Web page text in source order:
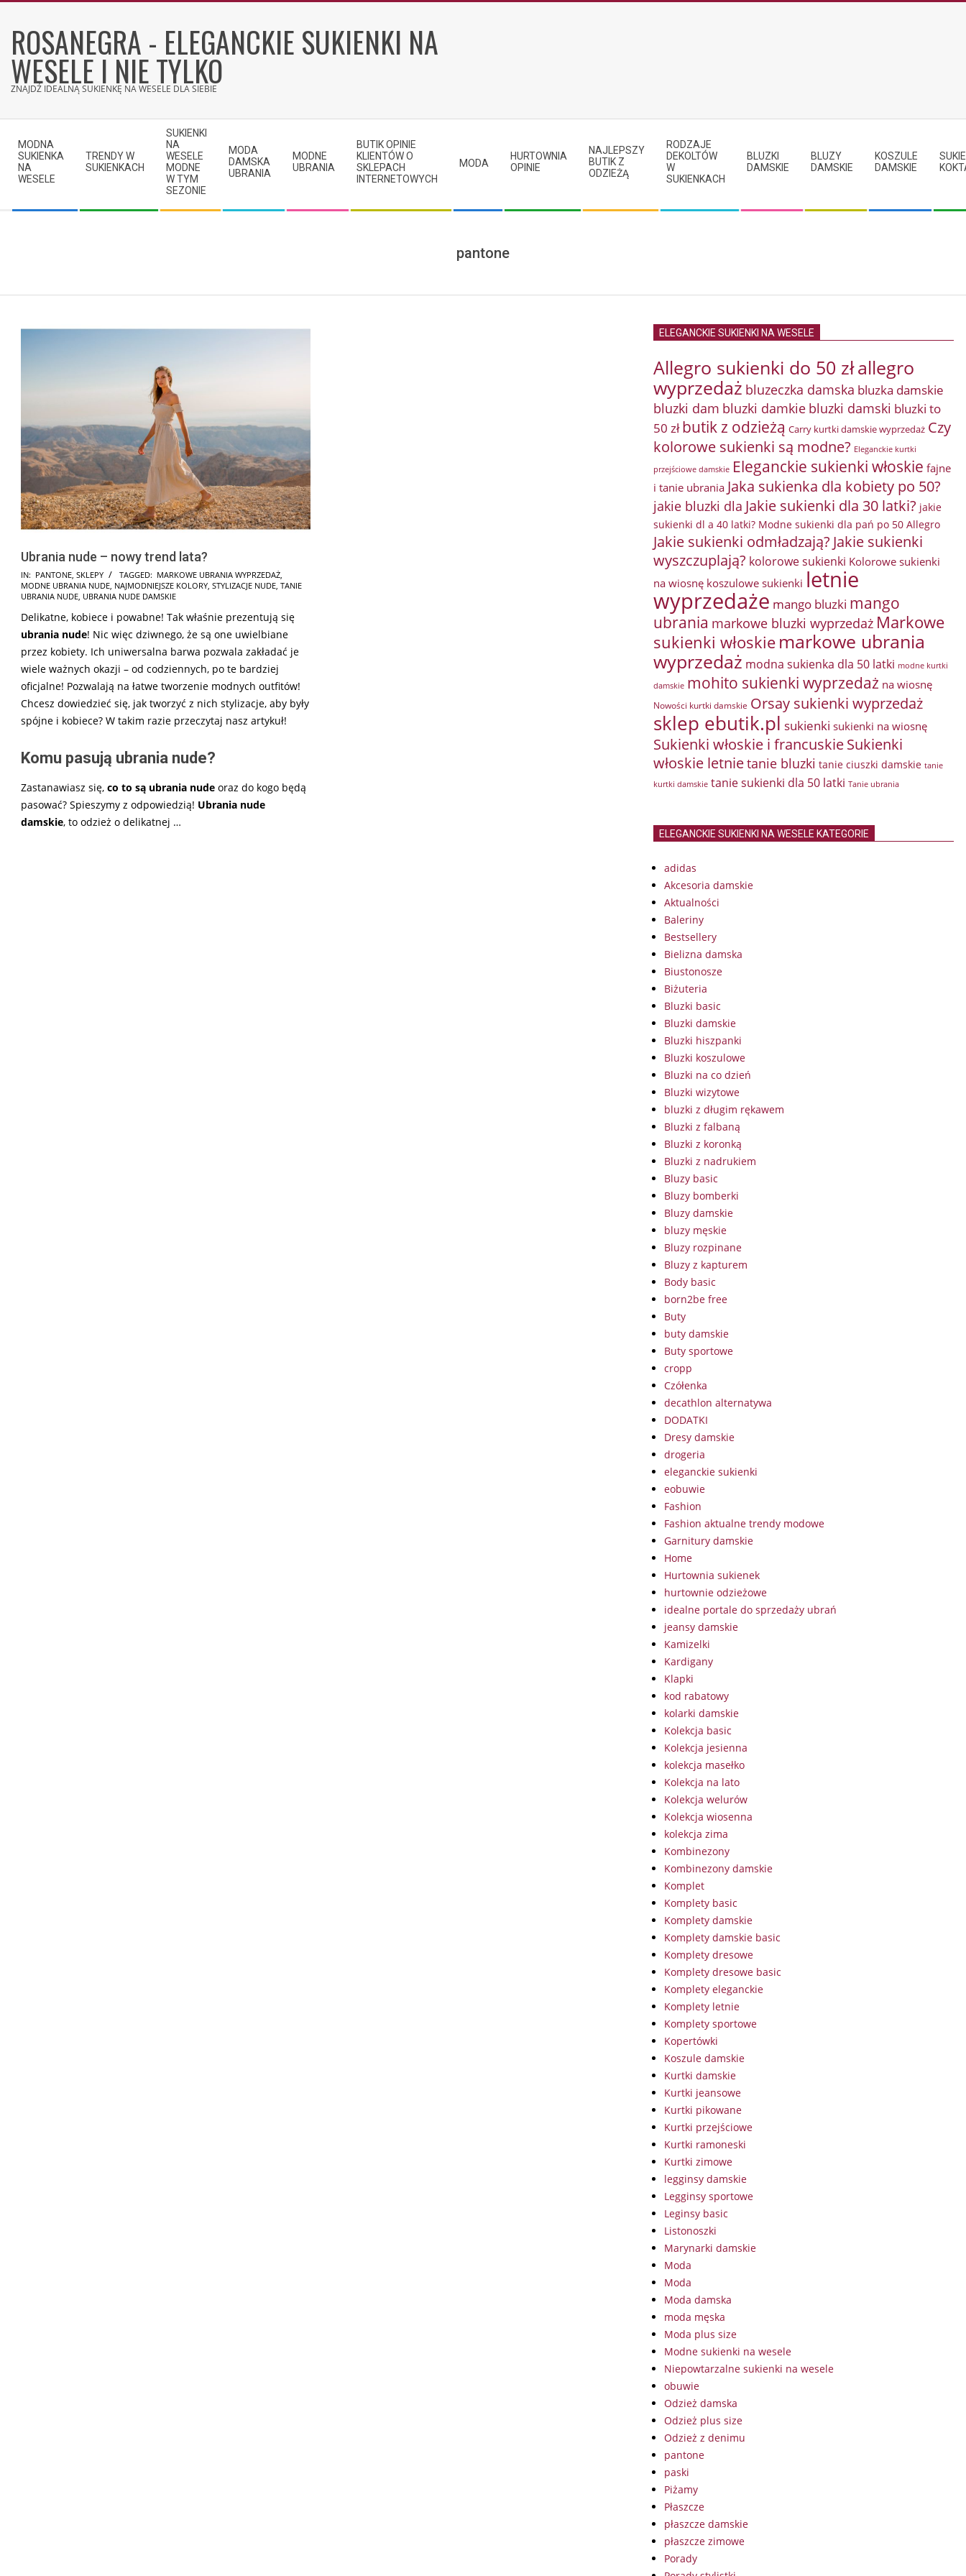
contentROSANEGRA - ELEGANCKIE SUKIENKI NA
WESELE I NIE TYLKO
ZNAJDŹ IDEALNĄ SUKIENKĘ NA WESELE DLA SIEBIE
Navigation
Menu
MODNA
SUKIENKA
NA
WESELE
TRENDY W
SUKIENKACH
SUKIENKI
NA
WESELE
MODNE
W TYM
SEZONIE
MODA
DAMSKA
UBRANIA
MODNE
UBRANIA
BUTIK OPINIE
KLIENTÓW O
SKLEPACH
INTERNETOWYCH
MODA
HURTOWNIA
OPINIE
NAJLEPSZY
BUTIK Z
ODZIEŻĄ
RODZAJE
DEKOLTÓW
W
SUKIENKACH
BLUZKI
DAMSKIE
BLUZY
DAMSKIE
KOSZULE
DAMSKIE
pantone
Ubrania nude – nowy trend lata?
2025-
03-
IN: PANTONE, SKLEPY TAGGED: MARKOWE UBRANIA WYPRZEDAŻ,
MODNE UBRANIA NUDE, NAJMODNIEJSZE KOLORY, STYLIZACJE NUDE, TANIE
UBRANIA NUDE, UBRANIA NUDE DAMSKIE
Delikatne, kobiece i powabne! Tak właśnie prezentują się
ubrania nude! Nic więc dziwnego, że są one uwielbiane
przez kobiety. Ich uniwersalna barwa pozwala zakładać je
wiele ważnych okazji – od codziennych, po te bardziej
oficjalne! Pozwalają na łatwe tworzenie modnych outfitów!
Chcesz dowiedzieć się, jak tworzyć z nich stylizacje, aby były
spójne i kobiece? W takim razie przeczytaj nasz artykuł!
Komu pasują ubrania nude?
Zastanawiasz się, co to są ubrania nude oraz do kogo będą
pasować? Spieszymy z odpowiedzią! Ubrania nude
damskie, to odzież o delikatnej …
ELEGANCKIE SUKIENKI NA WESELE
Allegro sukienki do 50 złallegro
wyprzedaż bluzeczka damska bluzka damskie
bluzki dam bluzki damkie bluzki damski bluzki to
50 zł butik z odzieżą Carry kurtki damskie wyprzedaż Czy
kolorowe sukienki są modne? Eleganckie kurtki
przejściowe damskie Eleganckie sukienki włoskie fajne
i tanie ubrania Jaka sukienka dla kobiety po 50?
jakie bluzki dla Jakie sukienki dla 30 latki? jakie
sukienki dl a 40 latki? Modne sukienki dla pań po 50 Allegro
Jakie sukienki odmładzają? Jakie sukienki
wyszczuplają? kolorowe sukienki Kolorowe sukienki
na wiosnę koszulowe sukienki letnie
wyprzedaże mango bluzki mango
ubrania markowe bluzki wyprzedaż Markowe
sukienki włoskie markowe ubrania
wyprzedaż modna sukienka dla 50 latki modne kurtki
damskie mohito sukienki wyprzedaż na wiosnę
Nowości kurtki damskie Orsay sukienki wyprzedaż
sklep ebutik.pl sukienki sukienki na wiosnę
Sukienki włoskie i francuskieSukienki
włoskie letnietanie bluzki tanie ciuszki damskie tanie
kurtki damskie tanie sukienki dla 50 latki Tanie ubrania
ELEGANCKIE SUKIENKI NA WESELE KATEGORIE
adidas
Akcesoria damskie
Aktualności
Baleriny
Bestsellery
Bielizna damska
Biustonosze
Biżuteria
Bluzki basic
Bluzki damskie
Bluzki hiszpanki
Bluzki koszulowe
Bluzki na co dzień
Bluzki wizytowe
bluzki z długim rękawem
Bluzki z falbaną
Bluzki z koronką
Bluzki z nadrukiem
Bluzy basic
Bluzy bomberki
Bluzy damskie
bluzy męskie
Bluzy rozpinane
Bluzy z kapturem
Body basic
born2be free
Buty
buty damskie
Buty sportowe
cropp
Czółenka
decathlon alternatywa
DODATKI
Dresy damskie
drogeria
eleganckie sukienki
eobuwie
Fashion
Fashion aktualne trendy modowe
Garnitury damskie
Home
Hurtownia sukienek
hurtownie odzieżowe
idealne portale do sprzedaży ubrań
jeansy damskie
Kamizelki
Kardigany
Klapki
kod rabatowy
kolarki damskie
Kolekcja basic
Kolekcja jesienna
kolekcja masełko
Kolekcja na lato
Kolekcja welurów
Kolekcja wiosenna
kolekcja zima
Kombinezony
Kombinezony damskie
Komplet
Komplety basic
Komplety damskie
Komplety damskie basic
Komplety dresowe
Komplety dresowe basic
Komplety eleganckie
Komplety letnie
Komplety sportowe
Kopertówki
Koszule damskie
Kurtki damskie
Kurtki jeansowe
Kurtki pikowane
Kurtki przejściowe
Kurtki ramoneski
Kurtki zimowe
legginsy damskie
Legginsy sportowe
Leginsy basic
Listonoszki
Marynarki damskie
Moda
Moda
Moda damska
moda męska
Moda plus size
Modne sukienki na wesele
Niepowtarzalne sukienki na wesele
obuwie
Odzież damska
Odzież plus size
Odzież z denimu
pantone
paski
Piżamy
Płaszcze
płaszcze damskie
płaszcze zimowe
Porady